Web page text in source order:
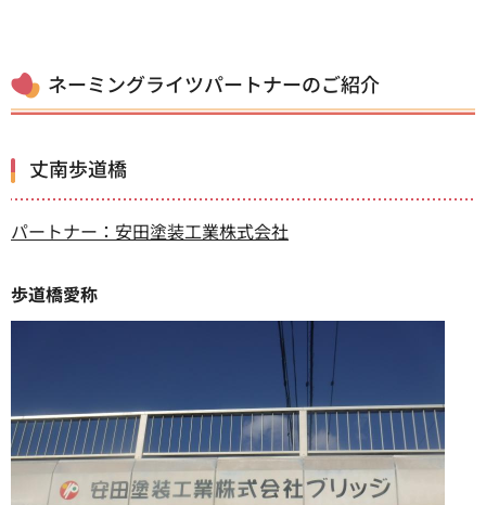
ネーミングライツパートナーのご紹介
丈南歩道橋
パートナー：安田塗装工業株式会社
歩道橋愛称